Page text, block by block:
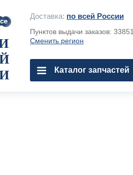
Доставка: по всей России
Пунктов выдачи заказов: 33851
Сменить регион
Каталог запчастей